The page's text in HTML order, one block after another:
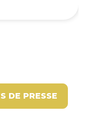
DE PRESSE